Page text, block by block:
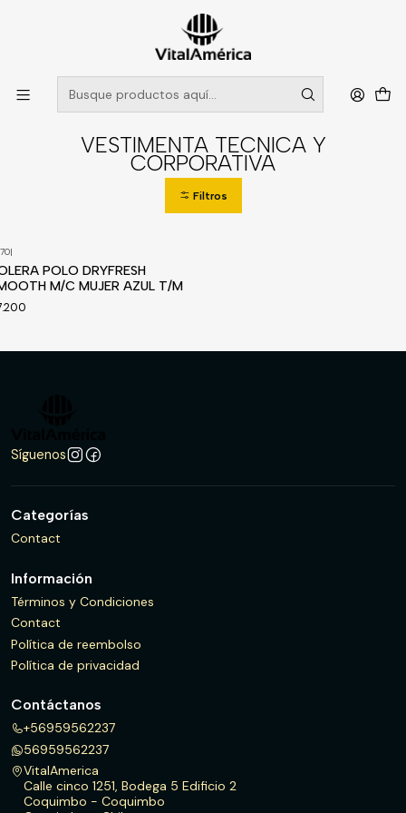
POR SISTEMA FRONTAL SOLO RETIROS EN TIENDA, DESDE
MUCHAS GRACIAS +569 5956 2237
Leer más
Catálogo VESTIMENTA TECNICA Y CORPORATIVA
VESTIMENTA TECNICA Y
CORPORATIVA
Filtros
|
POLO DRYFRESH
M/C MUJER AZUL T/M
Síguenos
Categorías
Contact
Información
Términos y Condiciones
Contact
Política de reembolso
Política de privacidad
Contáctanos
+56959562237
56959562237
VitalAmerica
Calle cinco 1251, Bodega 5 Edificio 2
Coquimbo - Coquimbo